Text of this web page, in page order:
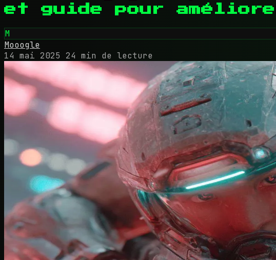
et guide pour
M
Mooogle
14 mai 2025 24 min de lecture